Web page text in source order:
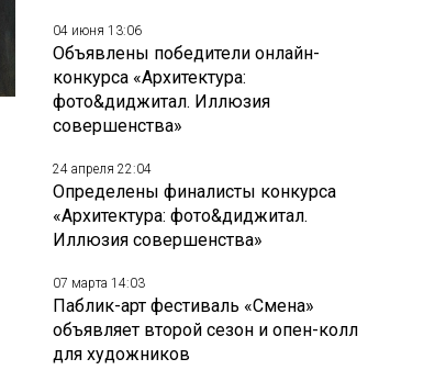
04 июня 13:06
Объявлены победители онлайн-
конкурса «Архитектура:
фото&диджитал. Иллюзия
совершенства»
24 апреля 22:04
Определены финалисты конкурса
«Архитектура: фото&диджитал.
Иллюзия совершенства»
07 марта 14:03
Паблик-арт фестиваль «Смена»
объявляет второй сезон и опен-колл
для художников